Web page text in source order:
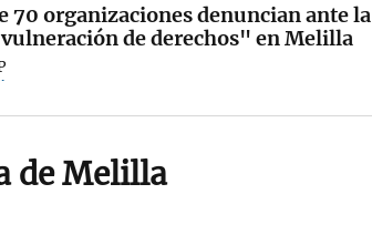
70 organizaciones denuncian ante la
de derechos" en Melilla
de Melilla